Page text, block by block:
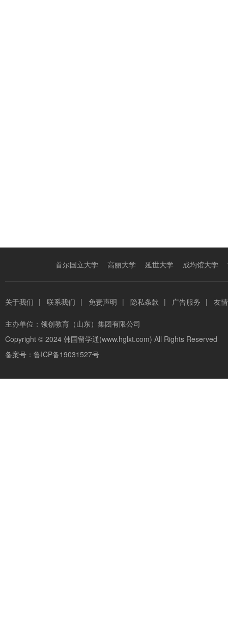
首尔国立大学 高丽大学 延世大学 成均馆大学
关于我们 | 联系我们 | 免责声明 | 隐私条款 | 广告服务 | 友
主办单位： 领创教育（山东）集团有限公司
Copyright © 2024 韩国留学通(www.hglxt.com) All Rights Reserved
备案号： 鲁ICP备19031527号